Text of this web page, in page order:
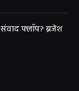
संवाद फ्लॉप? ब्रजेश